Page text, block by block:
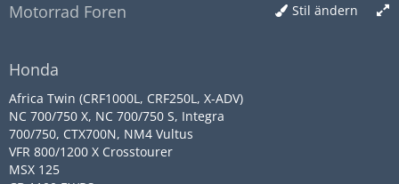
Stil ändern
Motorrad Foren
Honda
Africa Twin (CRF1000L, CRF250L, X-ADV)
NC 700/750 X, NC 700/750 S, Integra
700/750, CTX700N, NM4 Vultus
VFR 800/1200 X Crosstourer
MSX 125